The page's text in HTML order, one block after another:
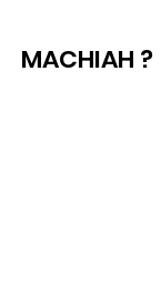
MACHIAH ?